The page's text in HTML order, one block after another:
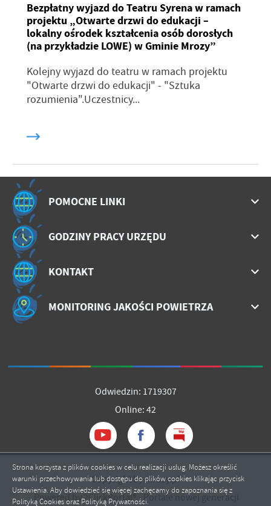
Bezpłatny wyjazd do Teatru Syrena w ramach
projektu „Otwarte drzwi do edukacji –
lokalny ośrodek kształcenia osób dorosłych
(na przykładzie LOWE) w Gminie Mrozy”
Kolejny wyjazd do teatru w ramach projektu
"Otwarte drzwi do edukacji" - "Sztuka
rozumienia".Uczestnicy...
POMOCNE LINKI
GODZINY PRACY URZĘDU
KONTAKT
MONITORING JAKOŚCI POWIETRZA
Odwiedzin: 1719307
Online: 42
Copyright by mrozy.pl
Powered by2ClickPortal® - Portale nowej generacji
Strona korzysta z plików cookies w celu realizacji usług. Możesz określić
warunki przechowywania lub dostępu do plików cookies klikając przycisk
Ustawienia. Aby dowiedzieć się więcej zachęcamy do zapoznania się z
Polityką Cookies oraz Polityką Prywatności.